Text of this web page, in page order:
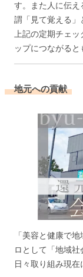
す。また人に伝え
謂「見て覚える」
上記の定期チェ
ップにつながると
地元への貢献
「美容と健康で
ロとして「地域
日々取り組み現在